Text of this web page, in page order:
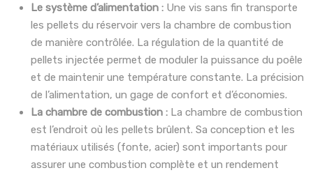
Le système d’alimentation : Une vis sans fin transporte
les pellets du réservoir vers la chambre de combustion
de manière contrôlée. La régulation de la quantité de
pellets injectée permet de moduler la puissance du poêle
et de maintenir une température constante. La précision
de l’alimentation, un gage de confort et d’économies.
La chambre de combustion : La chambre de combustion
est l’endroit où les pellets brûlent. Sa conception et les
matériaux utilisés (fonte, acier) sont importants pour
assurer une combustion complète et un rendement